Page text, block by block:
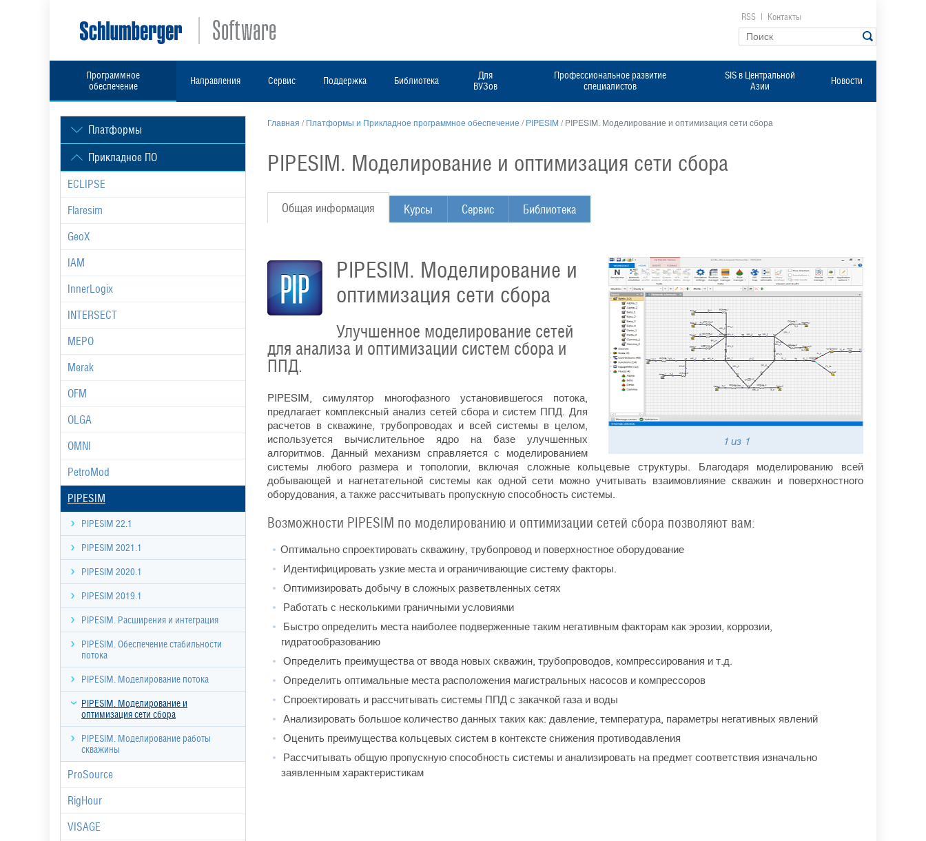
RSS Контакты
Программное
обеспечение
Направления Сервис Поддержка Библиотека
Для
ВУЗов
Профессиональное развитие
специалистов
SIS в Центральной
Азии
Новости
Платформы
Прикладное ПО
ECLIPSE
Flaresim
GeoX
IAM
InnerLogix
INTERSECT
MEPO
Merak
OFM
OLGA
OMNI
PetroMod
PIPESIM
PIPESIM 22.1
PIPESIM 2021.1
PIPESIM 2020.1
PIPESIM 2019.1
PIPESIM. Расширения и интеграция
PIPESIM. Обеспечение стабильности
потока
PIPESIM. Моделирование потока
PIPESIM. Моделирование и
оптимизация сети сбора
PIPESIM. Моделирование работы
скважины
ProSource
RigHour
VISAGE
Главная /Платформы и Прикладное программное обеспечение /PIPESIM /PIPESIM. Моделирование и оптимизация сети сбора
PIPESIM. Моделирование и оптимизация сети сбора
Общая информация Курсы Сервис Библиотека
1из 1
PIPESIM. Моделирование и
оптимизация сети сбора
Улучшенное моделирование сетей
для анализа и оптимизации систем сбора и
ППД.
PIPESIM, симулятор многофазного установившегося потока,
предлагает комплексный анализ сетей сбора и систем ППД. Для
расчетов в скважине, трубопроводах и всей системы в целом,
используется вычислительное ядро на базе улучшенных
алгоритмов. Данный механизм справляется с моделированием
системы любого размера и топологии, включая сложные кольцевые структуры. Благодаря моделированию всей
добывающей и нагнетательной системы как одной сети можно учитывать взаимовлияние скважин и поверхностного
оборудования, а также рассчитывать пропускную способность системы.
Возможности PIPESIM по моделированию и оптимизации сетей сбора позволяют вам:
Оптимально спроектировать скважину, трубопровод и поверхностное оборудование
Идентифицировать узкие места и ограничивающие систему факторы.
Оптимизировать добычу в сложных разветвленных сетях
Работать с несколькими граничными условиями
Быстро определить места наиболее подверженные таким негативным факторам как эрозии, коррозии,
гидратообразованию
Определить преимущества от ввода новых скважин, трубопроводов, компрессирования и т.д.
Определить оптимальные места расположения магистральных насосов и компрессоров
Спроектировать и рассчитывать системы ППД с закачкой газа и воды
Анализировать большое количество данных таких как: давление, температура, параметры негативных явлений
Оценить преимущества кольцевых систем в контексте снижения противодавления
Рассчитывать общую пропускную способность системы и анализировать на предмет соответствия изначально
заявленным характеристикам